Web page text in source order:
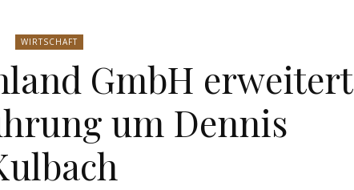
WIRTSCHAFT
GmbH erweitert
um Dennis